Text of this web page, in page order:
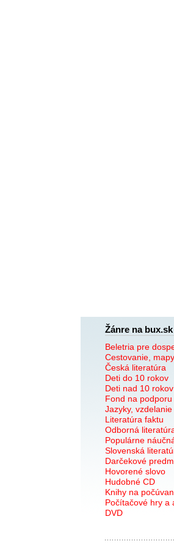
Žánre na bux.sk
Beletria pre
Cestovanie, mapy
Česká literatúra
Deti do 10 rokov
Deti nad 10 rokov
Fond na podporu
Jazyky, vzdelanie
Literatúra faktu
Odborná
Populárne
Slovenská
Darčekové
Hovorené slovo
Hudobné CD
Knihy na
Počítačové hry a
DVD